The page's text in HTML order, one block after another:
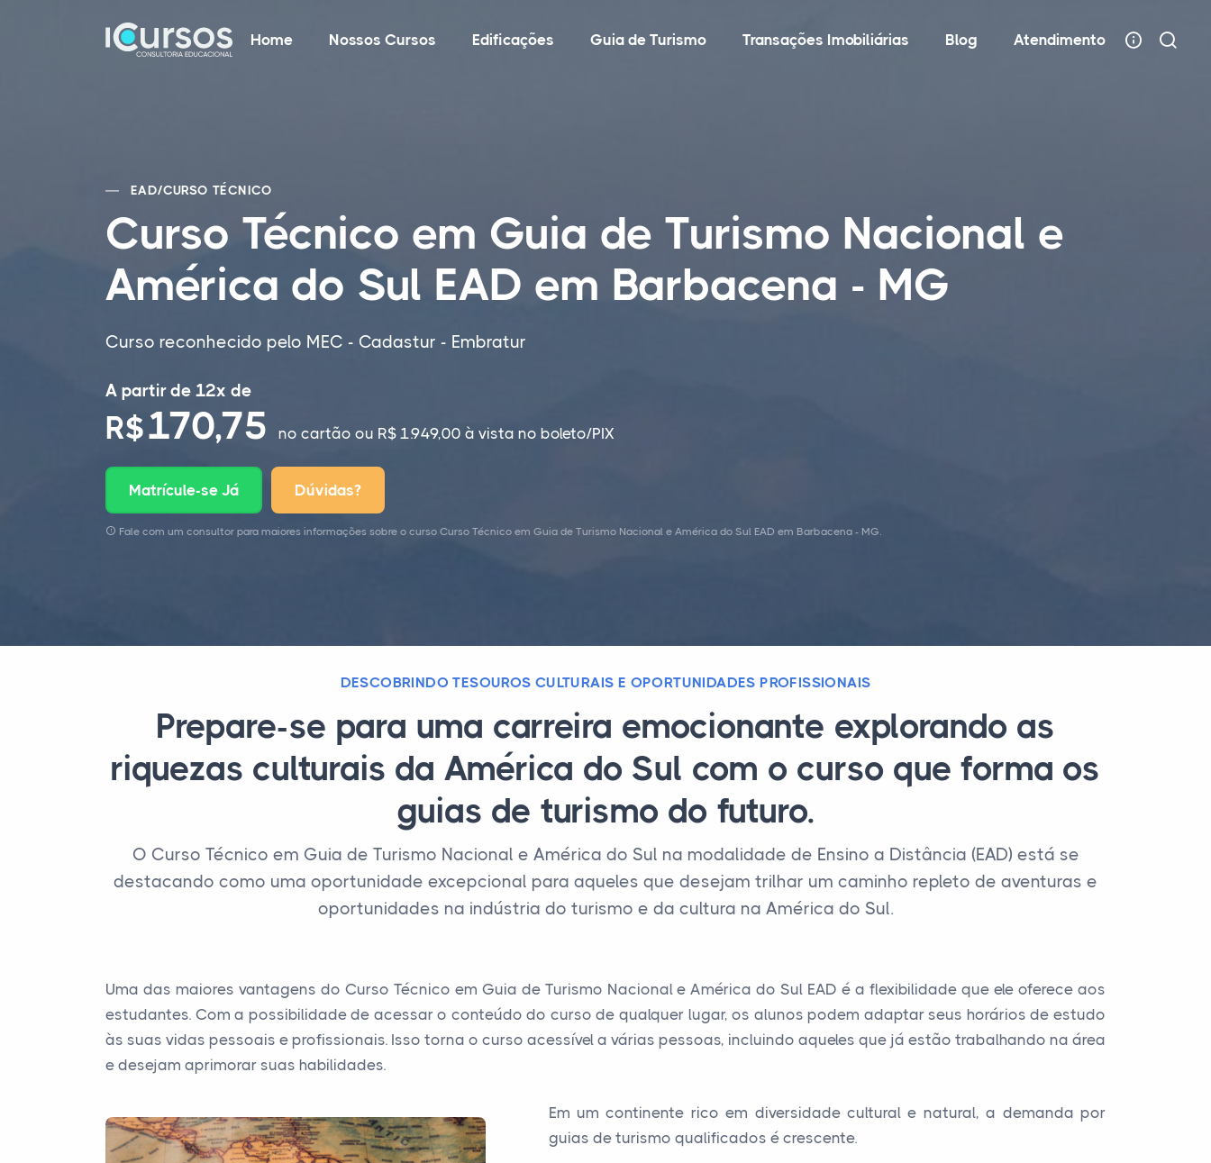
Home Nossos Cursos Edificações Guia de Turismo Transações Imobiliárias Blog Atendimento
EAD/CURSO TÉCNICO
Curso Técnico em Guia de Turismo Nacional e
América do Sul EAD em Barbacena - MG
Curso reconhecido pelo MEC - Cadastur - Embratur
A partir de 12x de
R$170,75 no cartão ou R$ 1.949,00 à vista no boleto/PIX
Matrícule-se Já Dúvidas?
Fale com um consultor para maiores informações sobre o curso Curso Técnico em Guia de Turismo Nacional e América do Sul EAD em Barbacena - MG.
DESCOBRINDO TESOUROS CULTURAIS E OPORTUNIDADES PROFISSIONAIS
Prepare-se para uma carreira emocionante explorando as
riquezas culturais da América do Sul com o curso que forma os
guias de turismo do futuro.
O Curso Técnico em Guia de Turismo Nacional e América do Sul na modalidade de Ensino a Distância (EAD) está se
destacando como uma oportunidade excepcional para aqueles que desejam trilhar um caminho repleto de aventuras e
oportunidades na indústria do turismo e da cultura na América do Sul.
Uma das maiores vantagens do Curso Técnico em Guia de Turismo Nacional e América do Sul EAD é a flexibilidade que ele oferece aos
estudantes. Com a possibilidade de acessar o conteúdo do curso de qualquer lugar, os alunos podem adaptar seus horários de estudo
às suas vidas pessoais e profissionais. Isso torna o curso acessível a várias pessoas, incluindo aqueles que já estão trabalhando na área
e desejam aprimorar suas habilidades.
Em um continente rico em diversidade cultural e natural, a demanda por
guias de turismo qualificados é crescente.